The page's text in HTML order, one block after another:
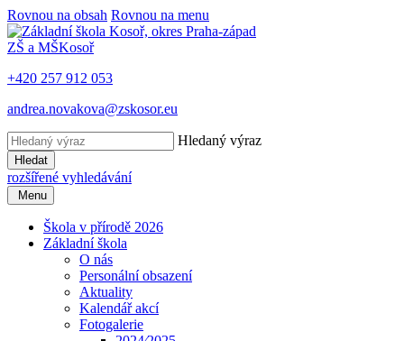
Rovnou na obsah Rovnou na menu
ZŠ a MŠKosoř
+420 257 912 053
andrea.novakova@zskosor.eu
Hledaný výraz
Hledat
rozšířené vyhledávání
Menu
Škola v přírodě 2026
Základní škola
O nás
Personální obsazení
Aktuality
Kalendář akcí
Fotogalerie